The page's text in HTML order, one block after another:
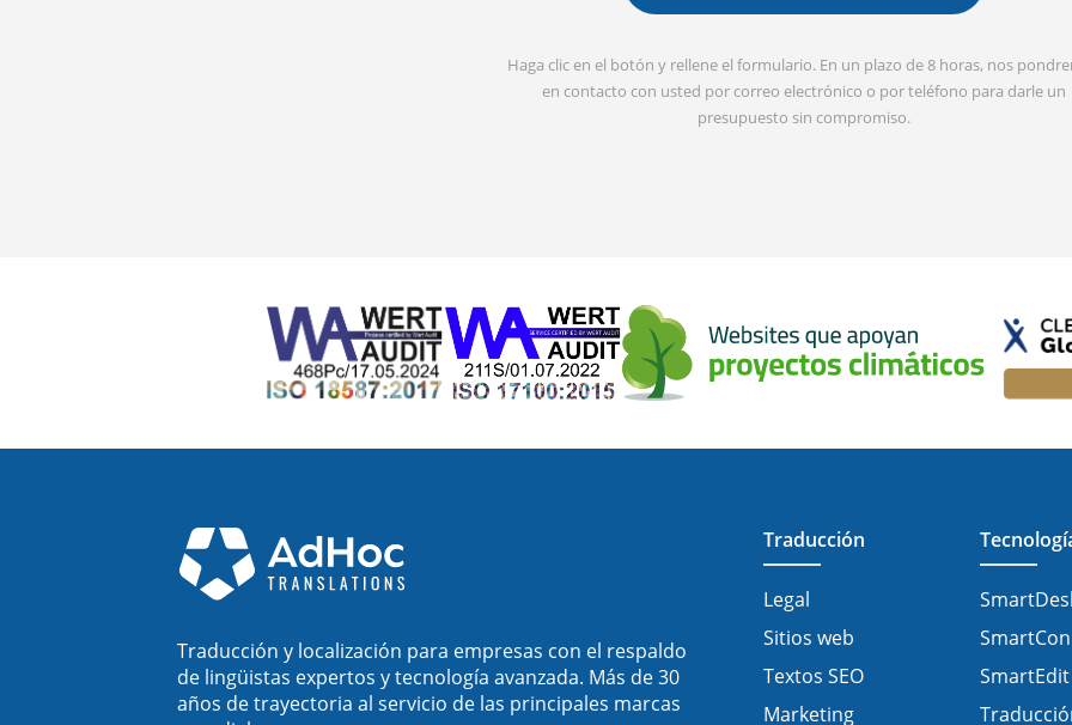
Haga clic en el botón y rellene el formulario. En un plazo de 8 horas, nos
en contacto con usted por correo electrónico o por teléfono para darle un
presupuesto sin compromiso.
Traducción y localización para empresas con el respaldo
de lingüistas expertos y tecnología avanzada. Más de 30
años de trayectoria al servicio de las principales marcas
Traducción
Legal
Sitios web
Textos SEO
Marketing
SmartEdit